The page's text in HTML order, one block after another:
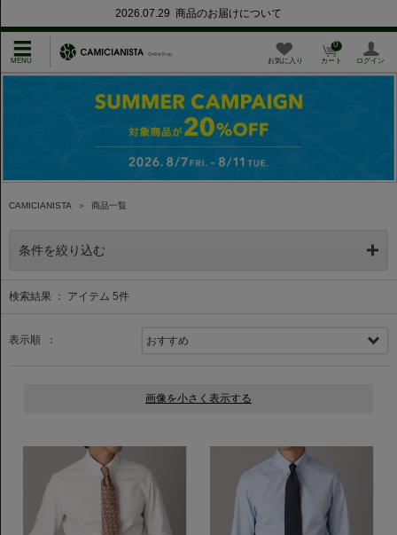
2026.07.29 商品のお届けについて
お気に入り カート
0
ログイン
CAMICIANISTA ＞ 商品一覧
条件を絞り込む
検索結果 ： アイテム 5件
表示順 ：